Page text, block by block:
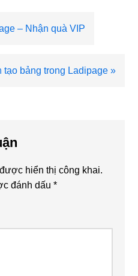
– Nhận quà VIP
tạo bảng trong Ladipage »
hiển thị công khai.
đánh dấu*